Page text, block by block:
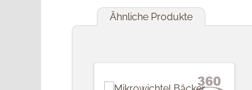
Ähnliche Produkte